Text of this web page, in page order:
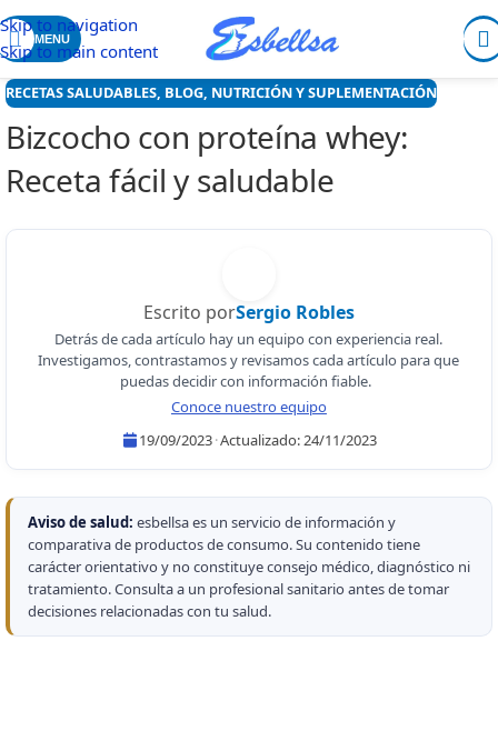
Skip to navigation
Skip to main content
MENU
RECETAS SALUDABLES, BLOG, NUTRICIÓN Y SUPLEMENTACIÓN
Bizcocho con proteína whey:
Receta fácil y saludable
Escrito porSergio Robles
Detrás de cada artículo hay un equipo con experiencia real.
Investigamos, contrastamos y revisamos cada artículo para que
puedas decidir con información fiable.
Conoce nuestro equipo
19/09/2023·Actualizado: 24/11/2023
Sergio Robles
Aviso de salud: esbellsa es un servicio de información y
comparativa de productos de consumo. Su contenido tiene
carácter orientativo y no constituye consejo médico, diagnóstico ni
tratamiento. Consulta a un profesional sanitario antes de tomar
decisiones relacionadas con tu salud.